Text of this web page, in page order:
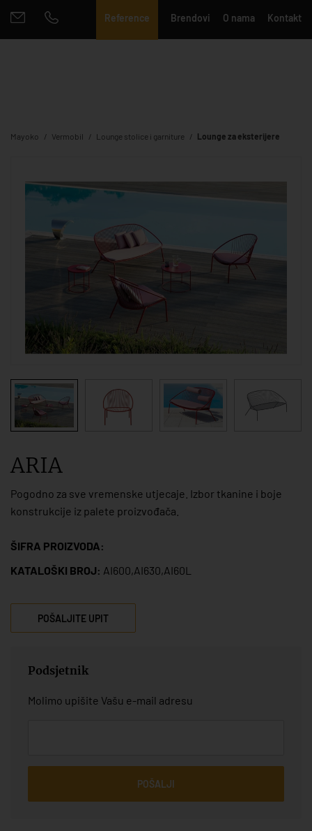
Reference Brendovi O nama Kontakt
Mayoko Vermobil Lounge stolice i garniture Lounge za eksterijere
ARIA
Pogodno za sve vremenske utjecaje. Izbor tkanine i boje
konstrukcije iz palete proizvođača.
ŠIFRA PROIZVODA:
KATALOŠKI BROJ: AI600,AI630,AI60L
POŠALJITE UPIT
Podsjetnik
Molimo upišite Vašu e-mail adresu
POŠALJI